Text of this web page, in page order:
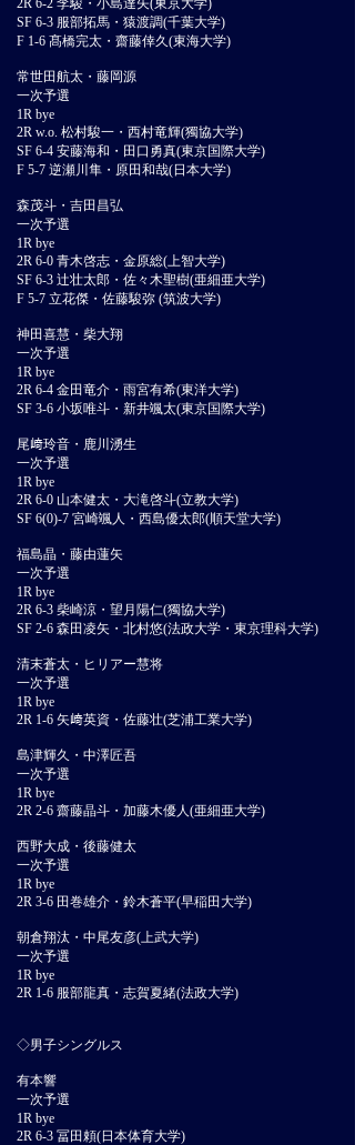
2R 6-2 李駿・小島達矢(東京大学)
SF 6-3 服部拓馬・猿渡調(千葉大学)
F 1-6 髙橋完太・齋藤倖久(東海大学)
常世田航太・藤岡源
一次予選
1R bye
2R w.o. 松村駿一・西村竜輝(獨協大学)
SF 6-4 安藤海和・田口勇真(東京国際大学)
F 5-7 逆瀬川隼・原田和哉(日本大学)
森茂斗・吉田昌弘
一次予選
1R bye
2R 6-0 青木啓志・金原総(上智大学)
SF 6-3 辻壮太郎・佐々木聖樹(亜細亜大学)
F 5-7 立花傑・佐藤駿弥 (筑波大学)
神田喜慧・柴大翔
一次予選
1R bye
2R 6-4 金田竜介・雨宮有希(東洋大学)
SF 3-6 小坂唯斗・新井颯太(東京国際大学)
尾﨑玲音・鹿川湧生
一次予選
1R bye
2R 6-0 山本健太・大滝啓斗(立教大学)
SF 6(0)-7 宮崎颯人・西島優太郎(順天堂大学)
福島晶・藤由蓮矢
一次予選
1R bye
2R 6-3 柴崎涼・望月陽仁(獨協大学)
SF 2-6 森田凌矢・北村悠(法政大学・東京理科大学)
清末蒼太・ヒリアー慧将
一次予選
1R bye
2R 1-6 矢﨑英資・佐藤壮(芝浦工業大学)
島津輝久・中澤匠吾
一次予選
1R bye
2R 2-6 齋藤晶斗・加藤木優人(亜細亜大学)
西野大成・後藤健太
一次予選
1R bye
2R 3-6 田巻雄介・鈴木蒼平(早稲田大学)
朝倉翔汰・中尾友彦(上武大学)
一次予選
1R bye
2R 1-6 服部龍真・志賀夏緒(法政大学)
◇男子シングルス
有本響
一次予選
1R bye
2R 6-3 冨田頼(日本体育大学)